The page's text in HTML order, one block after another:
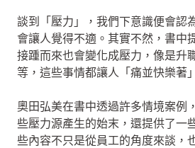
談到「壓力」，我們下意識便會認
會讓人覺得不適。其實不然，書中
接踵而來也會變化成壓力，像是升
等，這些事情都讓人「痛並快樂著
奧田弘美在書中透過許多情境案例
些壓力源產生的始末，還提供了一
些內容不只是從員工的角度來談，